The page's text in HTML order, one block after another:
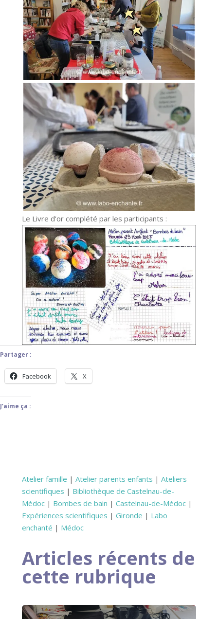
Le Livre d’or complété par les participants :
Partager :
Facebook X
J’aime ça :
Atelier famille | Atelier parents enfants | Ateliers
scientifiques | Bibliothèque de Castelnau-de-
Médoc| Bombes de bain | Castelnau-de-Médoc|
Expériences scientifiques | Gironde | Labo
enchanté | Médoc
Articles récents de
cette rubrique